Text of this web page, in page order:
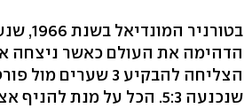
בטורניר
הדהימה את העולם כאשר ניצחה
הצליחה להבקיע 3
שנכנעה 5:3. הכל על מנת